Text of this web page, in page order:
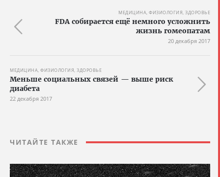
МЕДИЦИНА, ФИЗИОЛОГИЯ, ЗДОРОВЬЕ
FDA собирается ещё немного усложнить
жизнь гомеопатам
20 декабря 2017
МЕДИЦИНА, ФИЗИОЛОГИЯ, ЗДОРОВЬЕ
Меньше социальных связей — выше риск
диабета
22 декабря 2017
ЧИТАЙТЕ ТАКЖЕ